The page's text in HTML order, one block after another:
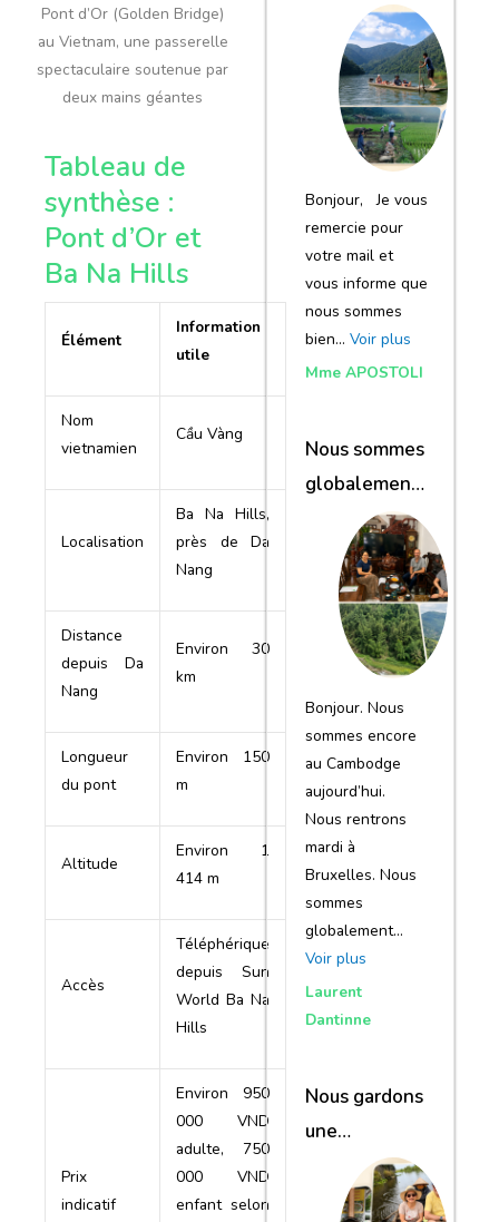
Pont d’Or (Golden Bridge)
au Vietnam, une passerelle
spectaculaire soutenue par
deux mains géantes
Tableau de
synthèse :
Pont d’Or et
Ba Na Hills
Élément
Information
utile
Nom
vietnamien
Cầu Vàng
Localisation
Ba Na Hills,
près de Da
Nang
Distance
depuis Da
Nang
Environ 30
km
Longueur
du pont
Environ 150
m
Altitude
Environ 1
414 m
Accès
Téléphérique
depuis Sun
World Ba Na
Hills
Prix
indicatif
Environ 950
000 VND
adulte, 750
000 VND
enfant selon
Bonjour, Je vous
remercie pour
votre mail et
vous informe que
nous sommes
bien… Voir plus
Mme APOSTOLI
Nous sommes
globalement
satisfaits du
voyage
Bonjour. Nous
sommes encore
au Cambodge
aujourd’hui.
Nous rentrons
mardi à
Bruxelles. Nous
sommes
globalement…
Voir plus
Laurent
Dantinne
Nous gardons
une
excellente
impression de